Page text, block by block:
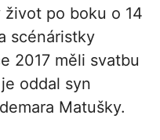
po boku o 14
scénáristky
2017 měli svatbu
oddal syn
Matušky.